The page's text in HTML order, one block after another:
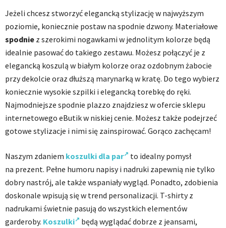
Jeżeli chcesz stworzyć elegancką stylizację w najwyższym
poziomie, koniecznie postaw na spodnie dzwony. Materiałowe
spodnie z szerokimi nogawkami w jednolitym kolorze będą
idealnie pasować do takiego zestawu. Możesz połączyć je z
elegancką koszulą w białym kolorze oraz ozdobnym żabocie
przy dekolcie oraz dłuższą marynarką w kratę. Do tego wybierz
koniecznie wysokie szpilki i elegancką torebkę do ręki.
Najmodniejsze spodnie plazzo znajdziesz w ofercie sklepu
internetowego eButik w niskiej cenie. Możesz także podejrzeć
gotowe stylizacje i nimi się zainspirować. Gorąco zachęcam!
Naszym zdaniem koszulki dla par
to idealny pomysł
na prezent. Pełne humoru napisy i nadruki zapewnią nie tylko
dobry nastrój, ale także wspaniały wygląd. Ponadto, zdobienia
doskonale wpisują się w trend personalizacji. T-shirty z
nadrukami świetnie pasują do wszystkich elementów
garderoby. Koszulki będą wyglądać dobrze z jeansami,